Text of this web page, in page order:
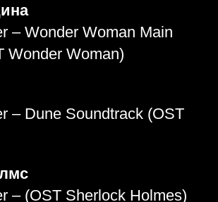
– Wonder Woman Main
Wonder Woman)
– Dune Soundtrack (OST
– (OST Sherlock Holmes)